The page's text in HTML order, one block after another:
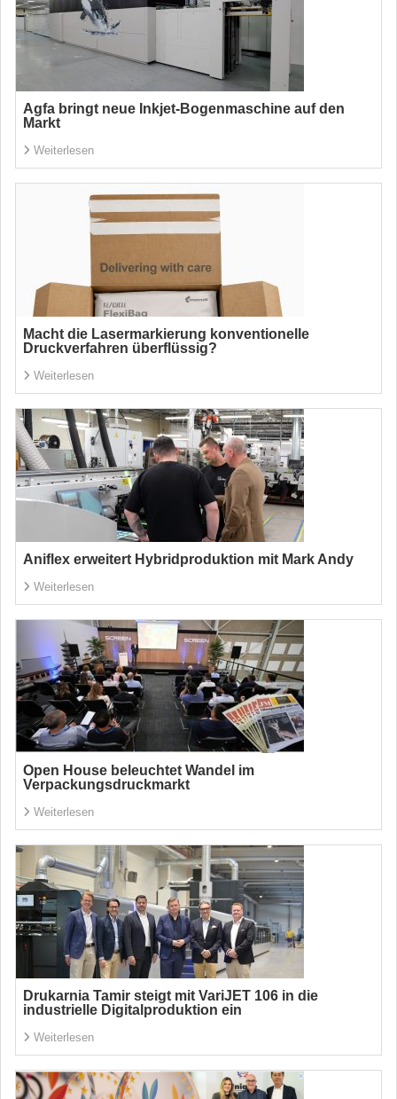
Agfa bringt neue Inkjet-Bogenmaschine auf den
Markt
Weiterlesen
Macht die Lasermarkierung konventionelle
Druckverfahren überflüssig?
Weiterlesen
Aniflex erweitert Hybridproduktion mit Mark Andy
Weiterlesen
Open House beleuchtet Wandel im
Verpackungsdruckmarkt
Weiterlesen
Drukarnia Tamir steigt mit VariJET 106 in die
industrielle Digitalproduktion ein
Weiterlesen